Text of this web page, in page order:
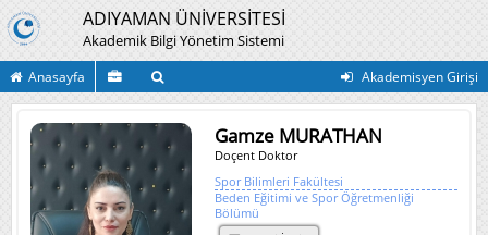
ADIYAMAN ÜNİVERSİTESİ
Akademik Bilgi Yönetim Sistemi
Anasayfa Akademisyen Girişi
Gamze MURATHAN
Doçent Doktor
Spor Bilimleri Fakültesi
Beden Eğitimi ve Spor Öğretmenliği
Bölümü